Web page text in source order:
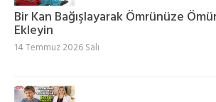
Bir Kan Bağışlayarak Ömrünüze
Ekleyin
14 Temmuz 2026 Salı